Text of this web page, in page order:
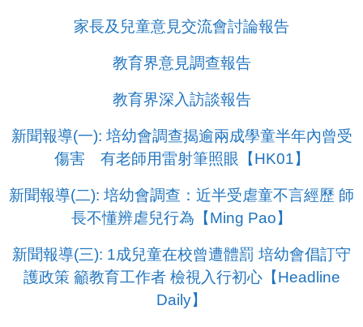
家長及兒童意見交流會討論報告
教育界意見調查報告
教育界深入訪談報告
新聞報導(一): 培幼會調查揭逾兩成學童半年內曾受
傷害 有老師用雷射筆照眼【HK01】
新聞報導(二): 培幼會調查：近半受虐童不言經歷 師
長不懂辨虐兒行為【Ming Pao】
新聞報導(三): 1成兒童在校曾遭體罰 培幼會倡訂守
護政策 籲教育工作者 檢視入行初心【Headline
Daily】